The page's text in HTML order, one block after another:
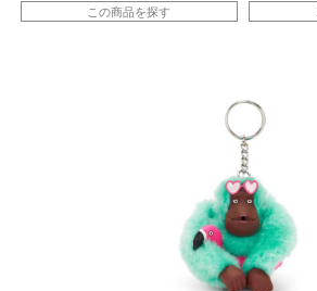
この商品を探す